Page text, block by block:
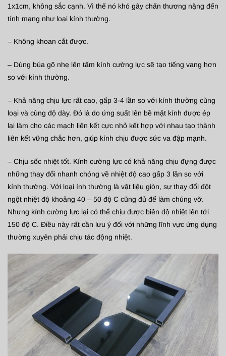
1x1cm, không sắc cạnh. Vì thế nó khó gây chấn thương nặng đến
tính mạng như loại kính thường.
– Không khoan cắt được.
– Dùng búa gõ nhẹ lên tấm kính cường lực sẽ tạo tiếng vang hơn
so với kính thường.
– Khả năng chịu lực rất cao, gấp 3-4 lần so với kính thường cùng
loại và cùng độ dày. Đó là do ứng suất lên bề mặt kính được ép
lại làm cho các mạch liên kết cực nhỏ kết hợp với nhau tạo thành
liên kết vững chắc hơn, giúp kính chịu được sức va đập mạnh.
– Chịu sốc nhiệt tốt. Kính cường lực có khả năng chịu đựng được
những thay đổi nhanh chóng về nhiệt độ cao gấp 3 lần so với
kính thường. Với loại ính thường là vật liệu giòn, sự thay đổi đột
ngột nhiệt độ khoảng 40 – 50 độ C cũng đủ để làm chúng vỡ.
Nhưng kính cường lực lại có thể chịu được biên độ nhiệt lên tới
150 độ C. Điều này rất cần lưu ý đối với những lĩnh vực ứng dụng
thường xuyên phải chịu tác động nhiệt.